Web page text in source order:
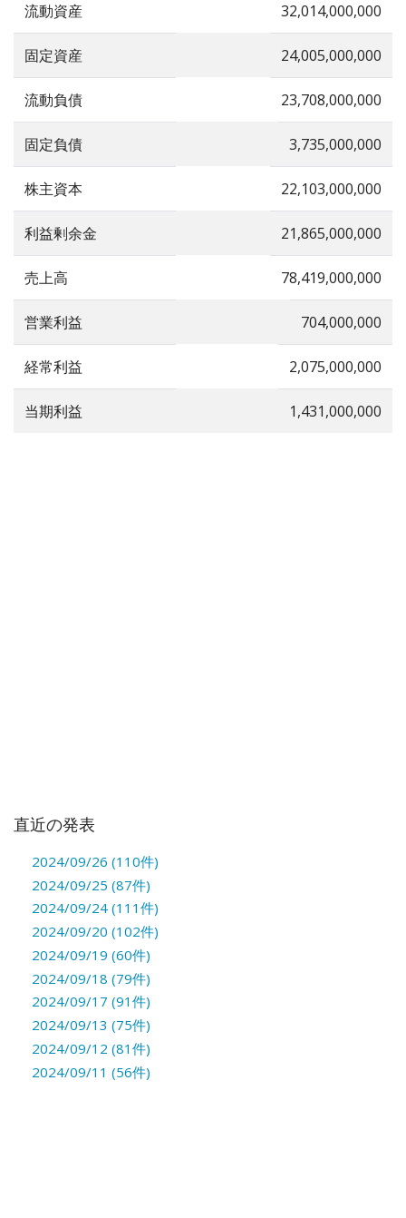
流動資産 32,014,000,000
固定資産 24,005,000,000
流動負債 23,708,000,000
固定負債 3,735,000,000
株主資本 22,103,000,000
利益剰余金 21,865,000,000
売上高 78,419,000,000
営業利益 704,000,000
経常利益 2,075,000,000
当期利益 1,431,000,000
直近の発表
2024/09/26 (110件)
2024/09/25 (87件)
2024/09/24 (111件)
2024/09/20 (102件)
2024/09/19 (60件)
2024/09/18 (79件)
2024/09/17 (91件)
2024/09/13 (75件)
2024/09/12 (81件)
2024/09/11 (56件)